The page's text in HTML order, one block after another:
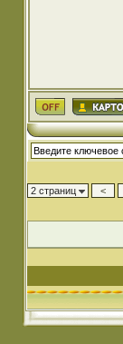
2 страниц <